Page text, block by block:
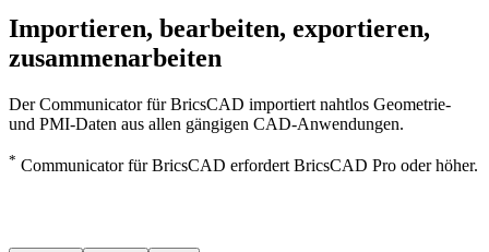
Importieren, bearbeiten, exportieren,
zusammenarbeiten
Der Communicator für BricsCAD importiert nahtlos Geometrie-
und PMI-Daten aus allen gängigen CAD-Anwendungen.
* Communicator für BricsCAD erfordert BricsCAD Pro oder höher.